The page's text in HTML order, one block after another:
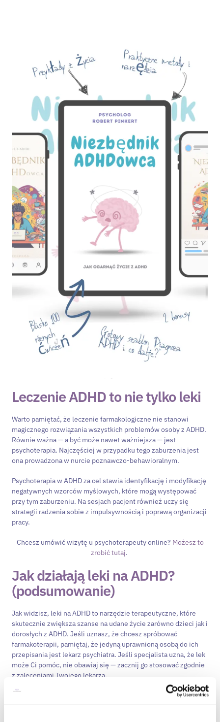
Leczenie ADHD to nie tylko leki
Warto pamiętać, że leczenie farmakologiczne nie stanowi
magicznego rozwiązania wszystkich problemów osoby z ADHD.
Równie ważna — a być może nawet ważniejsza — jest
psychoterapia. Najczęściej w przypadku tego zaburzenia jest
ona prowadzona w nurcie poznawczo-behawioralnym.
Psychoterapia w ADHD za cel stawia identyfikację i modyfikację
negatywnych wzorców myślowych, które mogą występować
przy tym zaburzeniu. Na sesjach pacjent również uczy się
strategii radzenia sobie z impulsywnością i poprawą organizacji
pracy.
Chcesz umówić wizytę u psychoterapeuty online? Możesz to
zrobić tutaj.
Jak działają leki na ADHD?
(podsumowanie)
Jak widzisz, leki na ADHD to narzędzie terapeutyczne, które
skutecznie zwiększa szanse na udane życie zarówno dzieci jak i
dorosłych z ADHD. Jeśli uznasz, że chcesz spróbować
farmakoterapii, pamiętaj, że jedyną uprawnioną osobą do ich
przepisania jest lekarz psychiatra. Jeśli specjalista uzna, że lek
może Ci pomóc, nie obawiaj się — zacznij go stosować zgodnie
z zaleceniami Twojego lekarza.